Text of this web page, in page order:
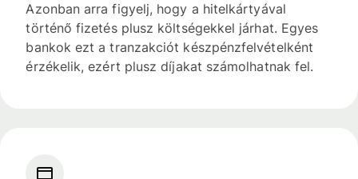
Azonban arra figyelj, hogy a hitelkártyával
történő fizetés plusz költségekkel járhat. Egyes
bankok ezt a tranzakciót készpénzfelvételként
érzékelik, ezért plusz díjakat számolhatnak fel.